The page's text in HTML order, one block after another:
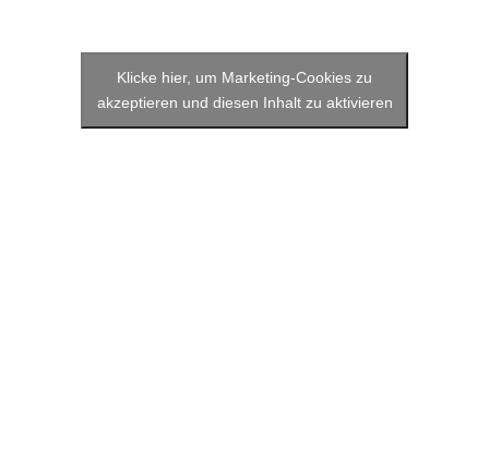
Klicke hier, um Marketing-Cookies zu
akzeptieren und diesen Inhalt zu aktivieren